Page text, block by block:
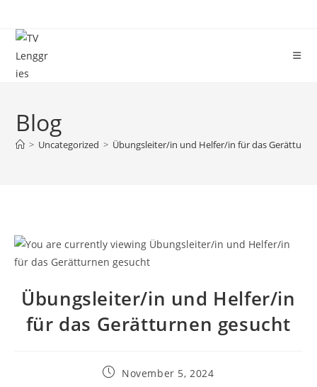
Blog
> Uncategorized > Übungsleiter/in und Helfer/in für das
Übungsleiter/in und Helfer/in
für das Gerätturnen gesucht
November 5, 2024